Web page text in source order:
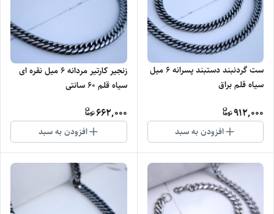
ست گردنبند دستبند پسرانه ۶ میل
سیاه قلم براق
912,000
افزودن به سبد
زنجیر کارتیر مردانه ۶ میل نقره ای
سیاه قلم 60 سانتی
662,000
افزودن به سبد